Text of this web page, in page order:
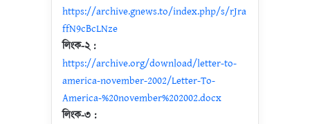
https://archive.gnews.to/index.php/s/rJra
ffN9cBcLNze
লিংক-২ :
https://archive.org/download/letter-to-
america-november-2002/Letter-To-
America-%20november%202002.docx
লিংক-৩ :